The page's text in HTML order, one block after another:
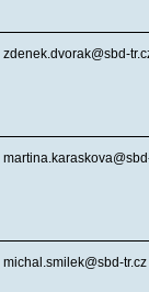
zdenek.dvorak@sbd-
michal.smilek@sbd-tr.cz